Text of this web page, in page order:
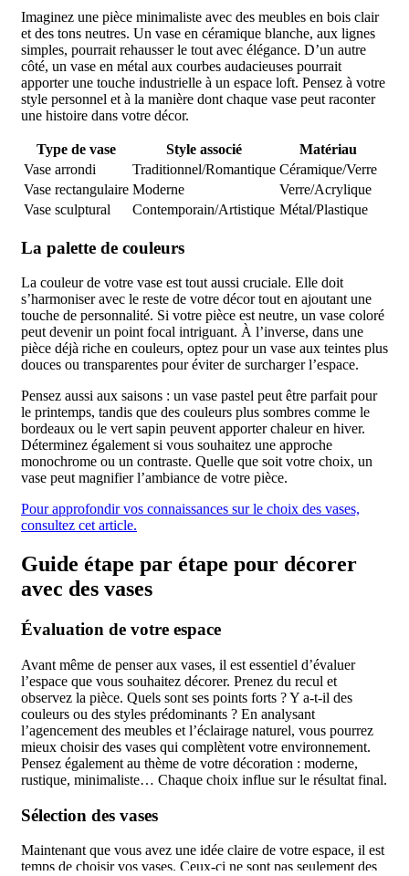
Imaginez une pièce minimaliste avec des meubles en bois clair
et des tons neutres. Un vase en céramique blanche, aux lignes
simples, pourrait rehausser le tout avec élégance. D’un autre
côté, un vase en métal aux courbes audacieuses pourrait
apporter une touche industrielle à un espace loft. Pensez à votre
style personnel et à la manière dont chaque vase peut raconter
une histoire dans votre décor.
Type de vase Style associé
Matériau
Vase arrondi
Traditionnel/Romantique Céramique/Verre
Vase rectangulaire Moderne
Verre/Acrylique
Vase sculptural
Contemporain/Artistique Métal/Plastique
La palette de couleurs
La couleur de votre vase est tout aussi cruciale. Elle doit
s’harmoniser avec le reste de votre décor tout en ajoutant une
touche de personnalité. Si votre pièce est neutre, un vase coloré
peut devenir un point focal intriguant. À l’inverse, dans une
pièce déjà riche en couleurs, optez pour un vase aux teintes plus
douces ou transparentes pour éviter de surcharger l’espace.
Pensez aussi aux saisons : un vase pastel peut être parfait pour
le printemps, tandis que des couleurs plus sombres comme le
bordeaux ou le vert sapin peuvent apporter chaleur en hiver.
Déterminez également si vous souhaitez une approche
monochrome ou un contraste. Quelle que soit votre choix, un
vase peut magnifier l’ambiance de votre pièce.
Pour approfondir vos connaissances sur le choix des vases,
consultez cet article.
Guide étape par étape pour décorer
avec des vases
Évaluation de votre espace
Avant même de penser aux vases, il est essentiel d’évaluer
l’espace que vous souhaitez décorer. Prenez du recul et
observez la pièce. Quels sont ses points forts ? Y a-t-il des
couleurs ou des styles prédominants ? En analysant
l’agencement des meubles et l’éclairage naturel, vous pourrez
mieux choisir des vases qui complètent votre environnement.
Pensez également au thème de votre décoration : moderne,
rustique, minimaliste… Chaque choix influe sur le résultat final.
Sélection des vases
Maintenant que vous avez une idée claire de votre espace, il est
temps de choisir vos vases. Ceux-ci ne sont pas seulement des